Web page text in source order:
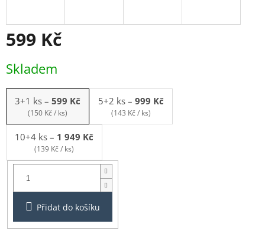
599 Kč
cena:
Skladem
3+1 ks – 599 Kč
(150 Kč / ks)
5+2 ks – 999 Kč
(143 Kč / ks)
10+4 ks – 1 949 Kč
(139 Kč / ks)
Balení:
3+1ks
Přidat do košíku